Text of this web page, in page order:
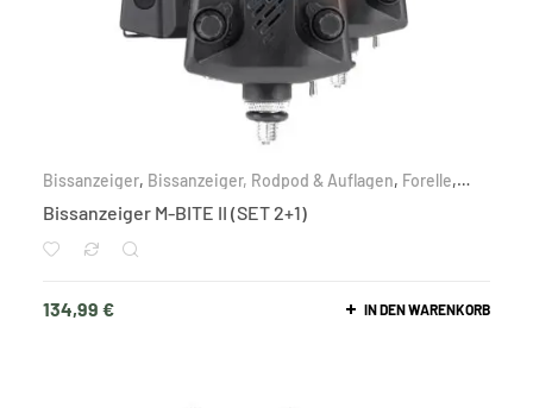
Bissanzeiger, Bissanzeiger, Rodpod & Auflagen, Forelle,
Bissanzeiger M-BITE II (SET 2+1)
134,99 € IN DEN WARENKORB